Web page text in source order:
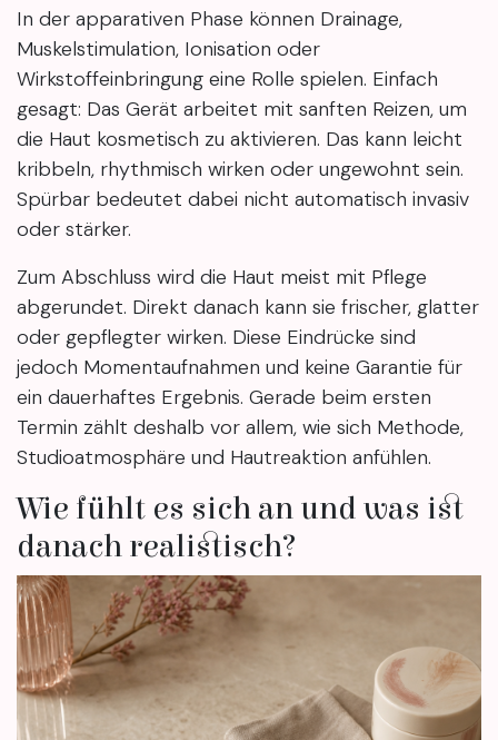
In der apparativen Phase können Drainage,
Muskelstimulation, Ionisation oder
Wirkstoffeinbringung eine Rolle spielen. Einfach
gesagt: Das Gerät arbeitet mit sanften Reizen, um
die Haut kosmetisch zu aktivieren. Das kann leicht
kribbeln, rhythmisch wirken oder ungewohnt sein.
Spürbar bedeutet dabei nicht automatisch invasiv
oder stärker.
Zum Abschluss wird die Haut meist mit Pflege
abgerundet. Direkt danach kann sie frischer, glatter
oder gepflegter wirken. Diese Eindrücke sind
jedoch Momentaufnahmen und keine Garantie für
ein dauerhaftes Ergebnis. Gerade beim ersten
Termin zählt deshalb vor allem, wie sich Methode,
Studioatmosphäre und Hautreaktion anfühlen.
Wie fühlt es sich an und was ist
danach realistisch?